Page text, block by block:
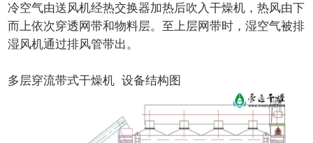
冷空气由送风机经热交换器加热后吹入干燥机，热风由下
而上依次穿透网带和物料层。至上层网带时，湿空气被排
湿风机通过排风管带出。
多层穿流带式干燥机 设备结构图